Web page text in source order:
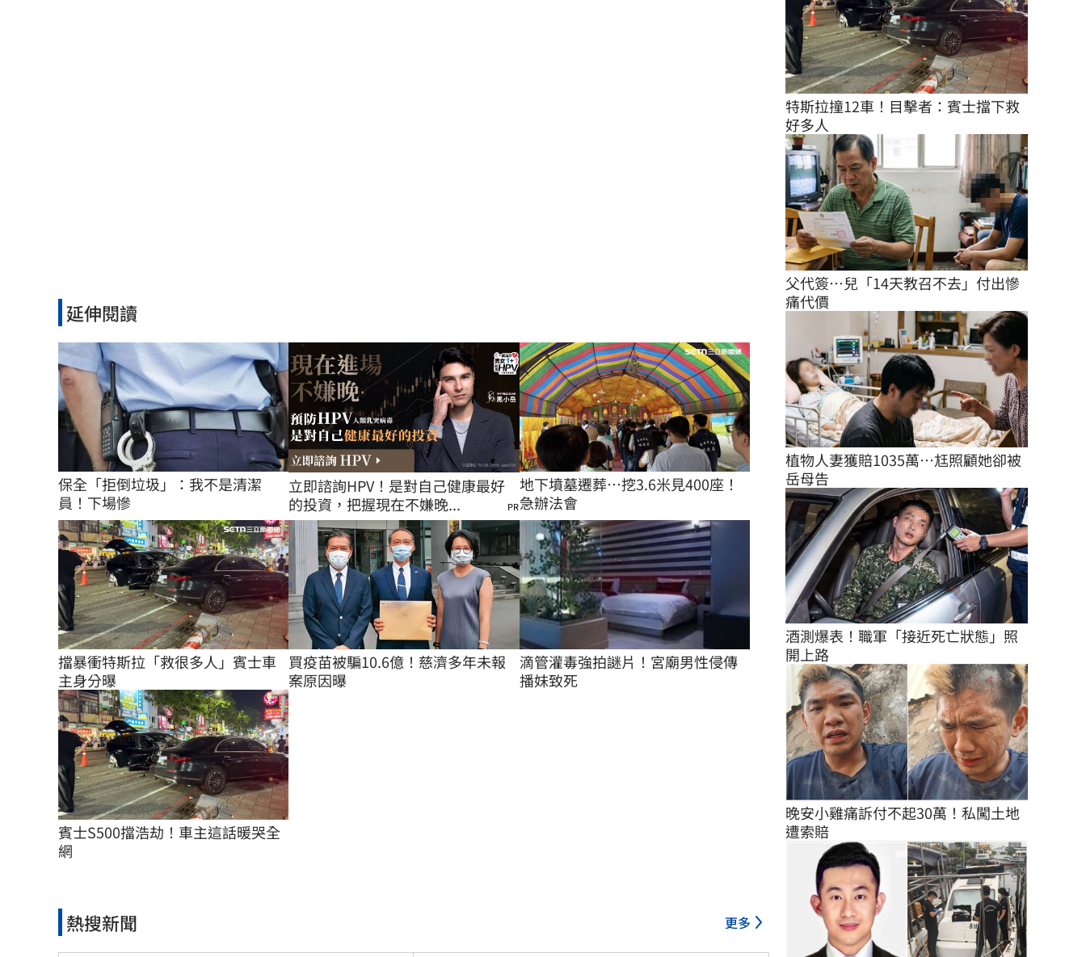
延伸閱讀
保全「拒倒垃圾」：我不是清潔
員！下場慘
立即諮詢HPV！是對自己健康最好
的投資，把握現在不嫌晚...
PR
地下墳墓遷葬…挖3.6米見400座！
急辦法會
擋暴衝特斯拉「救很多人」賓士車
主身分曝
買疫苗被騙10.6億！慈濟多年未報
案原因曝
滴管灌毒強拍謎片！宮廟男性侵傳
播妹致死
賓士S500擋浩劫！車主這話暖哭全
網
熱搜新聞 更多
特斯拉撞12車！目擊者：賓士擋下救
好多人
父代簽…兒「14天教召不去」付出慘
痛代價
植物人妻獲賠1035萬…尪照顧她卻被
岳母告
酒測爆表！職軍「接近死亡狀態」照
開上路
晚安小雞痛訴付不起30萬！私闖土地
遭索賠